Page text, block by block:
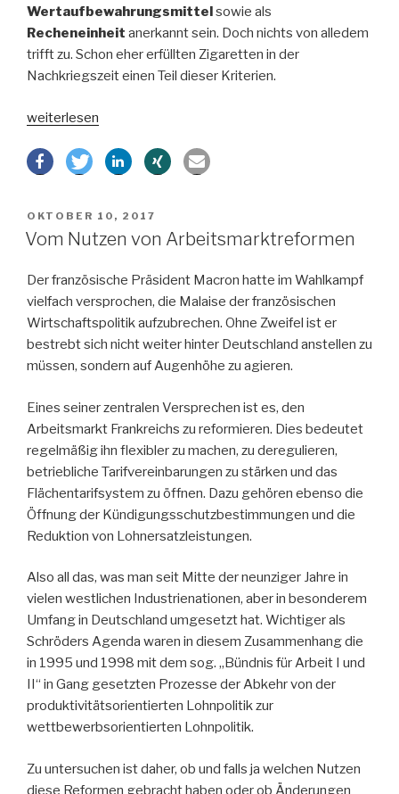
Wertaufbewahrungsmittel sowie als
Recheneinheit anerkannt sein. Doch nichts von alledem
trifft zu. Schon eher erfüllten Zigaretten in der
Nachkriegszeit einen Teil dieser Kriterien.
„Gier
Hirn
oder
wie
den
Verstand
verliert“
weiterlesen
VERÖFFENTLICHT
AM
OKTOBER 10, 2017
Vom Nutzen von Arbeitsmarktreformen
Der französische Präsident Macron hatte im Wahlkampf
vielfach versprochen, die Malaise der französischen
Wirtschaftspolitik aufzubrechen. Ohne Zweifel ist er
bestrebt sich nicht weiter hinter Deutschland anstellen zu
müssen, sondern auf Augenhöhe zu agieren.
Eines seiner zentralen Versprechen ist es, den
Arbeitsmarkt Frankreichs zu reformieren. Dies bedeutet
regelmäßig ihn flexibler zu machen, zu deregulieren,
betriebliche Tarifvereinbarungen zu stärken und das
Flächentarifsystem zu öffnen. Dazu gehören ebenso die
Öffnung der Kündigungsschutzbestimmungen und die
Reduktion von Lohnersatzleistungen.
Also all das, was man seit Mitte der neunziger Jahre in
vielen westlichen Industrienationen, aber in besonderem
Umfang in Deutschland umgesetzt hat. Wichtiger als
Schröders Agenda waren in diesem Zusammenhang die
in 1995 und 1998 mit dem sog. „Bündnis für Arbeit I und
II“ in Gang gesetzten Prozesse der Abkehr von der
produktivitätsorientierten Lohnpolitik zur
wettbewerbsorientierten Lohnpolitik.
Zu untersuchen ist daher, ob und falls ja welchen Nutzen
diese Reformen gebracht haben oder ob Änderungen